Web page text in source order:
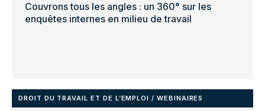
Couvrons tous les angles : un 360° sur les
enquêtes internes en milieu de travail
DROIT DU TRAVAIL ET DE L’EMPLOI / WEBINAIRES